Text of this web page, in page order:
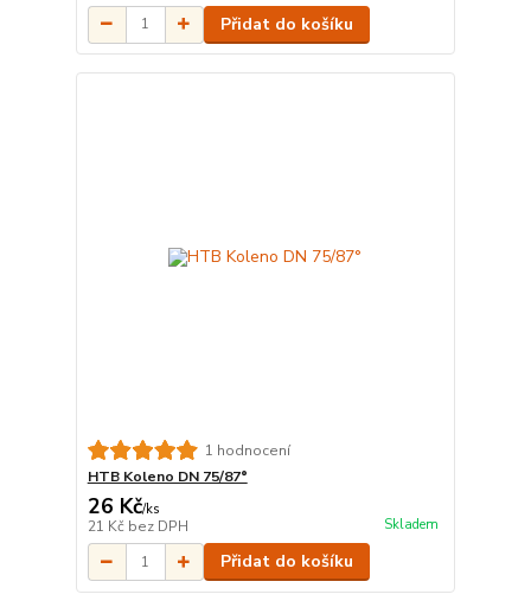
Přidat do košíku
1 hodnocení
HTB Koleno DN 75/87°
26 Kč/ks
21 Kč bez DPH Skladem
Přidat do košíku